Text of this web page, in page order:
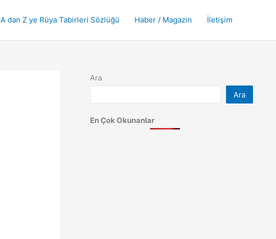
A dan Z ye Rüya Tabirleri Sözlüğü Haber / Magazin İletişim
Ara
Ara
En Çok Okunanlar